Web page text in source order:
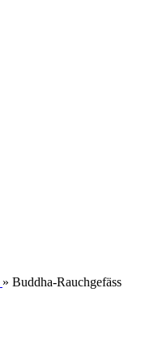
» Buddha-Rauchgefäss